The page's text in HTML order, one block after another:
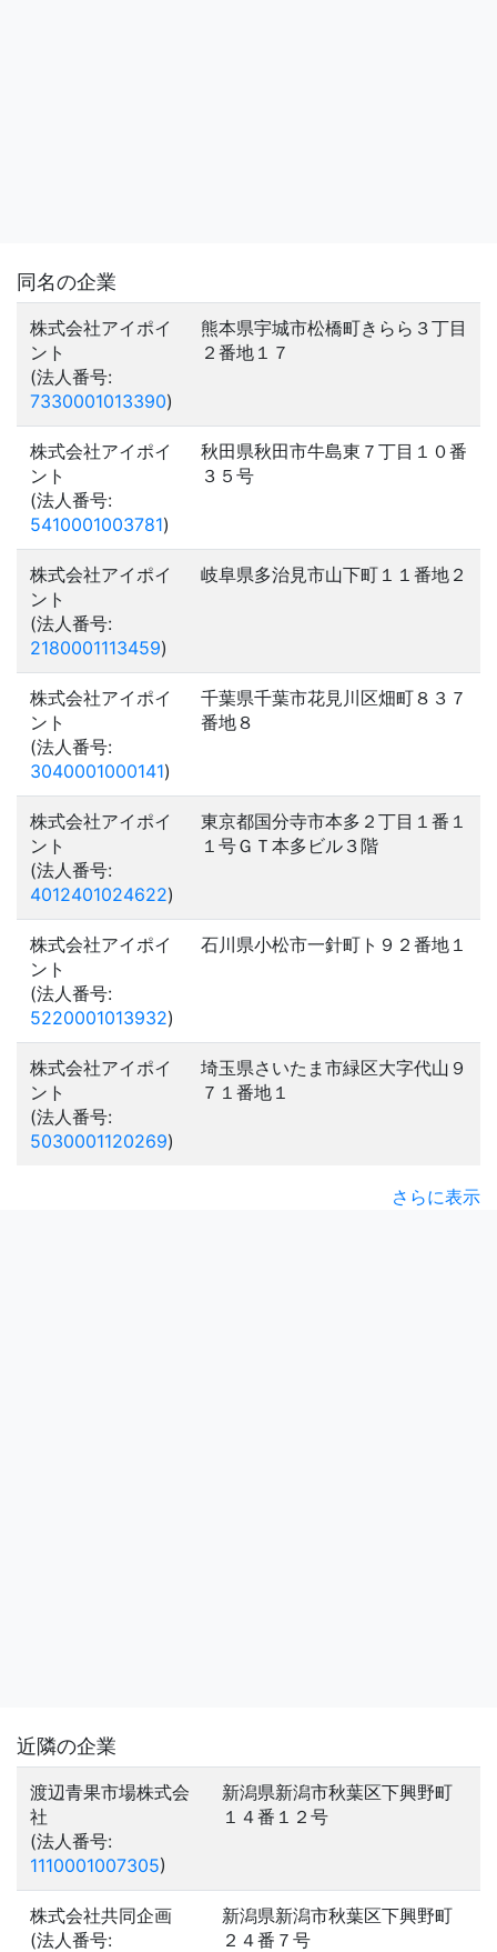
同名の企業
株式会社アイポイ
ント
(法人番号:
7330001013390)
熊本県宇城市松橋町きらら３丁目
２番地１７
株式会社アイポイ
ント
(法人番号:
5410001003781)
秋田県秋田市牛島東７丁目１０番
３５号
株式会社アイポイ
ント
(法人番号:
2180001113459)
岐阜県多治見市山下町１１番地２
株式会社アイポイ
ント
(法人番号:
3040001000141)
千葉県千葉市花見川区畑町８３７
番地８
株式会社アイポイ
ント
(法人番号:
4012401024622)
東京都国分寺市本多２丁目１番１
１号ＧＴ本多ビル３階
株式会社アイポイ
ント
(法人番号:
5220001013932)
石川県小松市一針町ト９２番地１
株式会社アイポイ
ント
(法人番号:
5030001120269)
埼玉県さいたま市緑区大字代山９
７１番地１
さらに表示
近隣の企業
渡辺青果市場株式会
社
(法人番号:
1110001007305)
新潟県新潟市秋葉区下興野町
１４番１２号
株式会社共同企画
(法人番号:
新潟県新潟市秋葉区下興野町
２４番７号